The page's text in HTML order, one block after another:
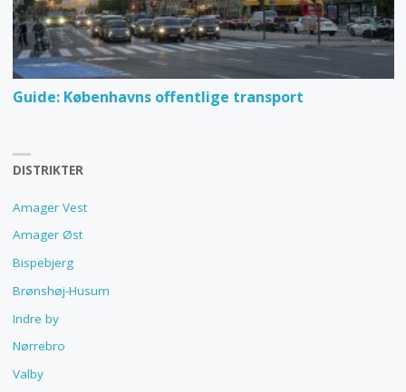
Guide: Københavns offentlige transport
DISTRIKTER
Amager Vest
Amager Øst
Bispebjerg
Brønshøj-Husum
Indre by
Nørrebro
Valby